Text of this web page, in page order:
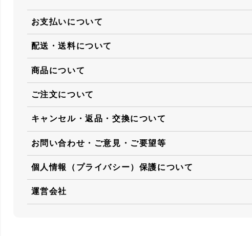
お支払いについて
配送・送料について
商品について
ご注文について
キャンセル・返品・交換について
お問い合わせ・ご意見・ご要望等
個人情報（プライバシー）保護について
運営会社